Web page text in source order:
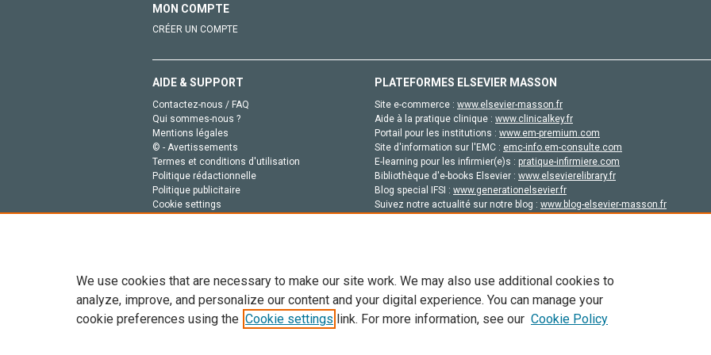
MON COMPTE
CRÉER UN COMPTE
AIDE & SUPPORT
Contactez-nous / FAQ
Qui sommes-nous ?
Mentions légales
© - Avertissements
Termes et conditions d'utilisation
Politique rédactionnelle
Politique publicitaire
Cookie settings
PLATEFORMES ELSEVIER MASSON
Site e-commerce : www.elsevier-masson.fr
Aide à la pratique clinique : www.clinicalkey.fr
Portail pour les institutions : www.em-premium.com
Site d'information sur l'EMC : emc-info.em-consulte.com
E-learning pour les infirmier(e)s : pratique-infirmiere.com
Bibliothèque d'e-books Elsevier : www.elsevierelibrary.fr
Blog special IFSI : www.generationelsevier.fr
Suivez notre actualité sur notre blog : www.blog-elsevier-masson.fr
Tout le contenu de ce site: Copyright © 2026 Elsevier, ses concédants de licence et ses contributeurs. Tout les droits sont réservés,
de données, a la formation en IA et aux technologies similaires. Pour tout contenu en libre accès, les conditions de licence
We use cookies that are necessary to make our site work. We may also use additional cookies to
analyze, improve, and personalize our content and your digital experience. You can manage your
cookie preferences using the Cookie settings link. For more information, see our Cookie Policy